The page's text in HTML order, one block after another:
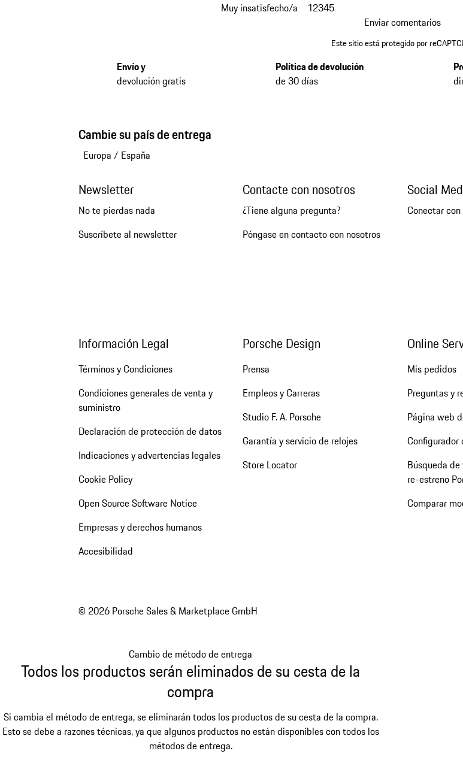
Muy insatisfecho/a 12345
Enviar comentarios
Este sitio está protegido por
Envío y
devolución gratis
Política de devolución
de 30 días
Cambie su país de entrega
Europa / España
Newsletter
No te pierdas nada
Suscríbete al newsletter
Contacte con nosotros
¿Tiene alguna pregunta?
Póngase en contacto con nosotros
Social
Conectar con
Información Legal
Términos y Condiciones
Condiciones generales de venta y
suministro
Declaración de protección de datos
Indicaciones y advertencias legales
Cookie Policy
Open Source Software Notice
Empresas y derechos humanos
Accesibilidad
Porsche Design
Prensa
Empleos y Carreras
Studio F. A. Porsche
Garantía y servicio de relojes
Store Locator
Online
Mis pedidos
Preguntas y
Página web
Configurador
Búsqueda
re-estreno
Comparar
© 2026 Porsche Sales & Marketplace GmbH
Cambio de método de entrega
Todos los productos serán eliminados de su cesta de la
compra
Si cambia el método de entrega, se eliminarán todos los productos de su cesta de la compra.
Esto se debe a razones técnicas, ya que algunos productos no están disponibles con todos los
métodos de entrega.